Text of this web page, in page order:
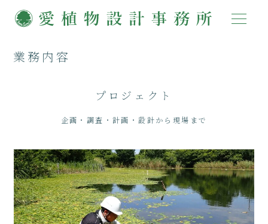
業務内容
プロジェクト
企画・調査・計画・設計から現場まで
動植物・自然環境調査
杉並区自然環境調査